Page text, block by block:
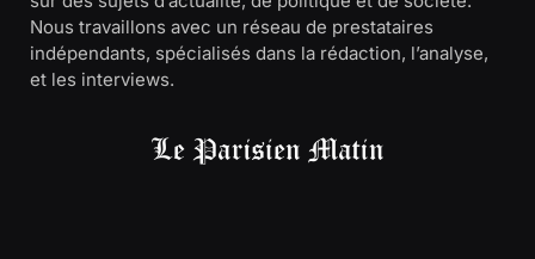
Nous travaillons avec un réseau de prestataires
indépendants, spécialisés dans la rédaction, l’analyse,
et les interviews.